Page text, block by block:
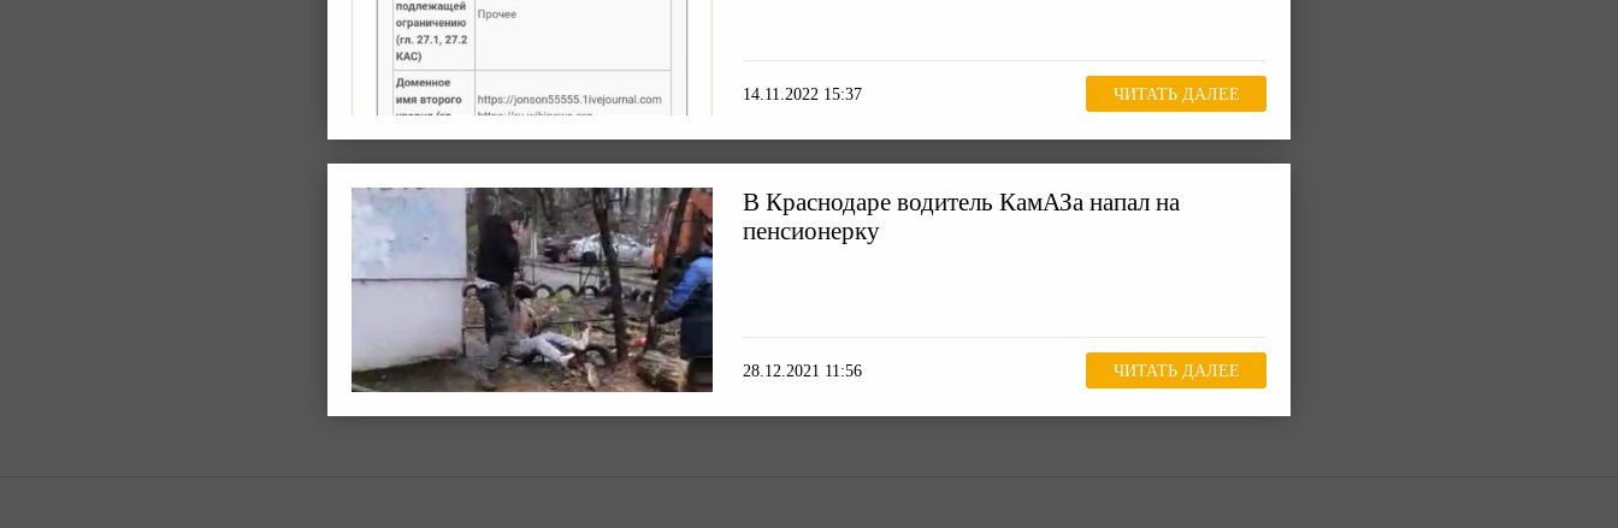
14.11.2022 15:37 ЧИТАТЬ ДАЛЕЕ
В Краснодаре водитель КамАЗа напал на
пенсионерку
28.12.2021 11:56 ЧИТАТЬ ДАЛЕЕ